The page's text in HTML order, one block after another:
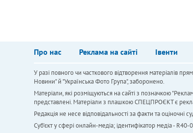
Про нас Реклама на сайті Івенти
У разі повного чи часткового відтворення матеріалів
Новини" й "Українська Фото Група", заборонено.
Матеріали, які розміщуються на сайті з позначкою
представлені. Матеріали з плашкою СПЕЦПРОЄКТ є
Редакція не несе відповідальності за факти та
Cуб'єкт у сфері онлайн-медіа; ідентифікатор медіа - R40-